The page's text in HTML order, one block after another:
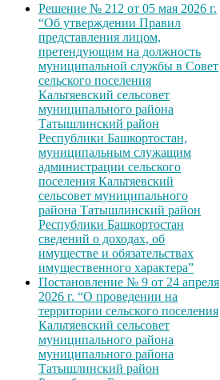
Решение № 212 от 05 мая 2026 г.
“Об утверждении Правил
представления лицом,
претендующим на должность
муниципальной службы в Совет
сельского поселения
Кальтяевский сельсовет
муниципального района
Татышлинский район
Республики Башкортостан,
муниципальным служащим
администрации сельского
поселения Кальтяевский
сельсовет муниципального
района Татышлинский район
Республики Башкортостан
сведений о доходах, об
имуществе и обязательствах
имущественного характера”
Постановление № 9 от 24 апреля
2026 г. “О проведении на
территории сельского поселения
Кальтяевский сельсовет
муниципального района
муниципального района
Татышлинский район